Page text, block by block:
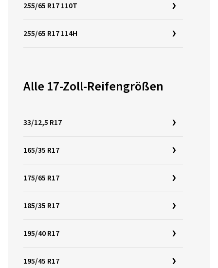
255/65 R17 110T
255/65 R17 114H
Alle 17-Zoll-Reifengrößen
33/12,5 R17
165/35 R17
175/65 R17
185/35 R17
195/40 R17
195/45 R17